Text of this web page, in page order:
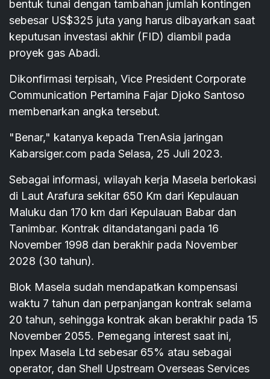
bentuk tunai dengan tambahan jumlah kontingen
sebesar US$325 juta yang harus dibayarkan saat
keputusan investasi akhir (FID) diambil pada
proyek gas Abadi.
Dikonfirmasi terpisah, Vice President Corporate
Communication Pertamina Fajar Djoko Santoso
membenarkan angka tersebut.
"Benar," katanya kepada TrenAsia jaringan
Kabarsiger.com pada Selasa, 25 Juli 2023.
Sebagai informasi, wilayah kerja Masela berlokasi
di Laut Arafura sekitar 650 Km dari Kepulauan
Maluku dan 170 km dari Kepulauan Babar dan
Tanimbar. Kontrak ditandatangani pada 16
November 1998 dan berakhir pada November
2028 (30 tahun).
Blok Masela sudah mendapatkan kompensasi
waktu 7 tahun dan perpanjangan kontrak selama
20 tahun, sehingga kontrak akan berakhir pada 15
November 2055. Pemegang interest saat ini,
Inpex Masela Ltd sebesar 65% atau sebagai
operator, dan Shell Upstream Overseas Services